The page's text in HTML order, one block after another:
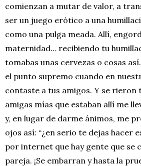
comienzan a mutar de valor, a
ser un juego erótico a una
como una pulga meada. Allí,
maternidad… recibiendo tu
tomabas unas cervezas o cosas
el punto supremo cuando en
contaste a tus amigos. Y se rieron
amigas mías que estaban allí me
y, en lugar de darme ánimos, me
ojos así: “¿en serio te dejas hacer
por internet que hay gente que se
pareja. ¡Se embarran y hasta la